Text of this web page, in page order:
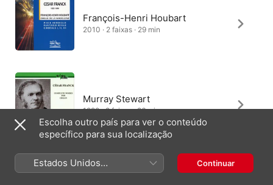
François-Henri Houbart
2010 · 2 faixas · 29 min
Murray Stewart
1990 · 2 faixas · 26 min
Escolha outro país para ver o conteúdo
específico para sua localização
Estados Unidos
(Português Brasil)
Continuar